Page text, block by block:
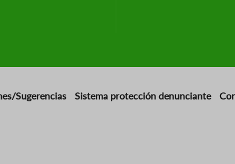
Sugerencias Sistema protección denunciante